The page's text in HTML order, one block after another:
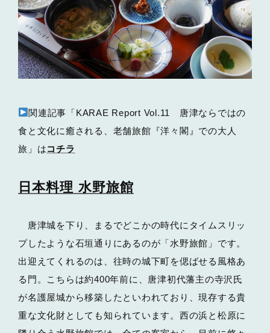
関連記事「KARAE Report Vol.11 唐津ならではの
食と文化に癒される、老舗旅館『洋々閣』での大人
旅」はコチラ
日本料理 水野旅館
唐津城を下り、まるでどこかの時代にタイムスリッ
プしたような石垣通りにあるのが「水野旅館」です。
出迎えてくれるのは、往時の城下町を偲ばせる風格あ
る門。こちらは約400年前に、唐津初代藩主の寺沢氏
が名護屋城から移築したといわれており、現存する貴
重な文化財としても知られています。西の浜と松原に